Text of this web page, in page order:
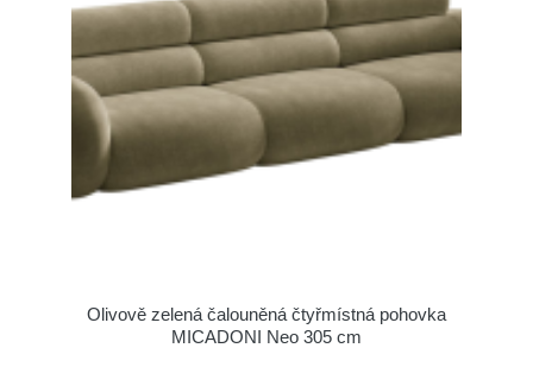
Olivově zelená čalouněná čtyřmístná pohovka
MICADONI Neo 305 cm